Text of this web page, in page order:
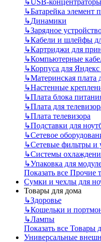
↳Батарейка элемент
↳Динамики
↳Зарядное
↳Кабели и шлейфы
↳Картриджи для
↳Компьютерные
↳Корпуса для
↳Материнская плата
↳Настенные
↳Плата блока
↳Плата для
↳Плата телевизора
↳Подставки для
↳Сетевое
↳Сетевые фильтры и
↳Системы
↳Упаковка для
Показать все Прочие
Сумки и чехлы для
Товары для дома
↳Здоровье
↳Кошельки и
↳Лампы
Показать все Товары
Универсальные